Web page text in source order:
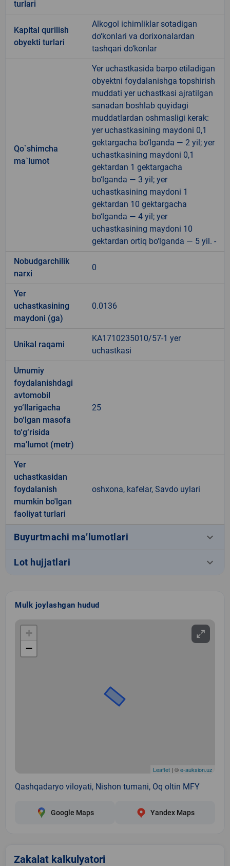
turlari
Kapital qurilish
obyekti turlari
Alkogol ichimliklar sotadigan
do‘konlari va dorixonalardan
tashqari do‘konlar
Qo`shimcha
ma`lumot
Yer uchastkasida barpo etiladigan
obyektni foydalanishga topshirish
muddati yer uchastkasi ajratilgan
sanadan boshlab quyidagi
muddatlardan oshmasligi kerak:
yer uchastkasining maydoni 0,1
gektargacha bo‘lganda — 2 yil; yer
uchastkasining maydoni 0,1
gektardan 1 gektargacha
bo‘lganda — 3 yil; yer
uchastkasining maydoni 1
gektardan 10 gektargacha
bo‘lganda — 4 yil; yer
uchastkasining maydoni 10
gektardan ortiq bo‘lganda — 5 yil. -
Nobudgarchilik
narxi
0
Yer
uchastkasining
maydoni (ga)
0.0136
Unikal raqami
KA1710235010/57-1 yer
uchastkasi
Umumiy
foydalanishdagi
avtomobil
yo‘llarigacha
bo‘lgan masofa
to‘g‘risida
ma’lumot (metr)
25
Yer
uchastkasidan
foydalanish
mumkin bo'lgan
faoliyat turlari
oshxona, kafelar, Savdo uylari
Buyurtmachi ma’lumotlari keyboard_arrow_down
Lot hujjatlari keyboard_arrow_down
Mulk joylashgan hudud
+
−
Leaflet | ©e-auksion.uz
Qashqadaryo viloyati, Nishon tumani, Oq oltin MFY
Google Maps Yandex Maps
Zakalat kalkulyatori